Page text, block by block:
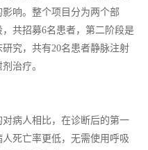
响。整个项目分为两个部
共招募6名患者，第二阶段是
究，共有20名患者静脉注射
治疗。
病人相比，在诊断后的第一
死亡率更低，无需使用呼吸